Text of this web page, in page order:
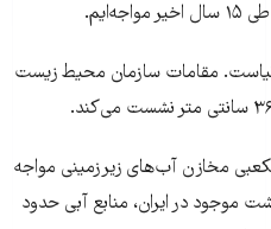
مقامات سازمان محیط زیست
مخازن آب‌های زیرزمینی مواجه
به همین خاطر اکنون از ۶۰۹ دشت موجود در ایران، منابع آبی حدود